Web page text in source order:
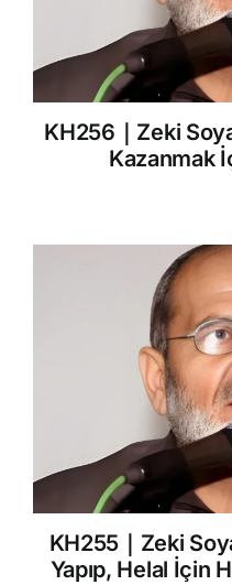
KH256｜Zeki
Kazanmak
KH255｜Zeki
Yapıp, Helal İçin